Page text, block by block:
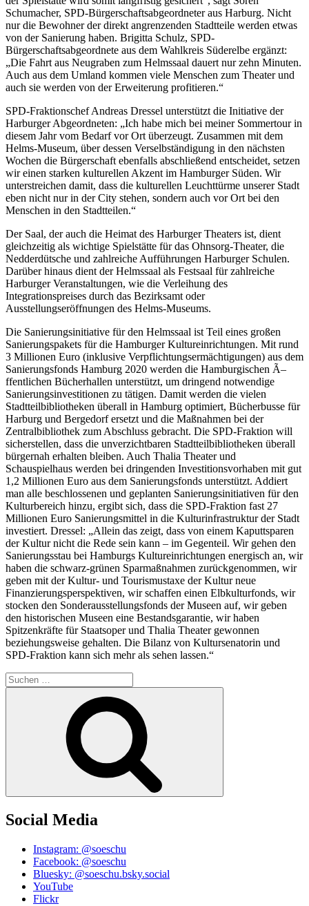
Schumacher, SPD-Bürgerschaftsabgeordneter aus Harburg. Nicht
nur die Bewohner der direkt angrenzenden Stadtteile werden etwas
von der Sanierung haben. Brigitta Schulz, SPD-
Bürgerschaftsabgeordnete aus dem Wahlkreis Süderelbe ergänzt:
„Die Fahrt aus Neugraben zum Helmssaal dauert nur zehn Minuten.
Auch aus dem Umland kommen viele Menschen zum Theater und
auch sie werden von der Erweiterung profitieren.“
SPD-Fraktionschef Andreas Dressel unterstützt die Initiative der
Harburger Abgeordneten: „Ich habe mich bei meiner Sommertour in
diesem Jahr vom Bedarf vor Ort überzeugt. Zusammen mit dem
Helms-Museum, über dessen Verselbständigung in den nächsten
Wochen die Bürgerschaft ebenfalls abschließend entscheidet, setzen
wir einen starken kulturellen Akzent im Hamburger Süden. Wir
unterstreichen damit, dass die kulturellen Leuchttürme unserer Stadt
eben nicht nur in der City stehen, sondern auch vor Ort bei den
Menschen in den Stadtteilen.“
Der Saal, der auch die Heimat des Harburger Theaters ist, dient
gleichzeitig als wichtige Spielstätte für das Ohnsorg-Theater, die
Nedderdütsche und zahlreiche Aufführungen Harburger Schulen.
Darüber hinaus dient der Helmssaal als Festsaal für zahlreiche
Harburger Veranstaltungen, wie die Verleihung des
Integrationspreises durch das Bezirksamt oder
Ausstellungseröffnungen des Helms-Museums.
Die Sanierungsinitiative für den Helmssaal ist Teil eines großen
Sanierungspakets für die Hamburger Kultureinrichtungen. Mit rund
3 Millionen Euro (inklusive Verpflichtungsermächtigungen) aus dem
Sanierungsfonds Hamburg 2020 werden die Hamburgischen Ã–
ffentlichen Bücherhallen unterstützt, um dringend notwendige
Sanierungsinvestitionen zu tätigen. Damit werden die vielen
Stadtteilbibliotheken überall in Hamburg optimiert, Bücherbusse für
Harburg und Bergedorf ersetzt und die Maßnahmen bei der
Zentralbibliothek zum Abschluss gebracht. Die SPD-Fraktion will
sicherstellen, dass die unverzichtbaren Stadtteilbibliotheken überall
bürgernah erhalten bleiben. Auch Thalia Theater und
Schauspielhaus werden bei dringenden Investitionsvorhaben mit gut
1,2 Millionen Euro aus dem Sanierungsfonds unterstützt. Addiert
man alle beschlossenen und geplanten Sanierungsinitiativen für den
Kulturbereich hinzu, ergibt sich, dass die SPD-Fraktion fast 27
Millionen Euro Sanierungsmittel in die Kulturinfrastruktur der Stadt
investiert. Dressel: „Allein das zeigt, dass von einem Kaputtsparen
der Kultur nicht die Rede sein kann – im Gegenteil. Wir gehen den
Sanierungsstau bei Hamburgs Kultureinrichtungen energisch an, wir
haben die schwarz-grünen Sparmaßnahmen zurückgenommen, wir
geben mit der Kultur- und Tourismustaxe der Kultur neue
Finanzierungsperspektiven, wir schaffen einen Elbkulturfonds, wir
stocken den Sonderausstellungsfonds der Museen auf, wir geben
den historischen Museen eine Bestandsgarantie, wir haben
Spitzenkräfte für Staatsoper und Thalia Theater gewonnen
beziehungsweise gehalten. Die Bilanz von Kultursenatorin und
SPD-Fraktion kann sich mehr als sehen lassen.“
Suchen
nach:
Social Media
Instagram: @soeschu
Facebook: @soeschu
Bluesky: @soeschu.bsky.social
YouTube
Flickr